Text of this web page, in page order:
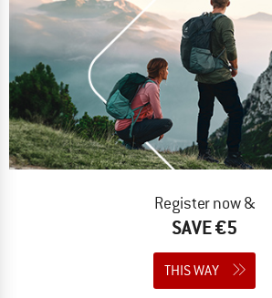
Register now &
SAVE €5
THIS WAY